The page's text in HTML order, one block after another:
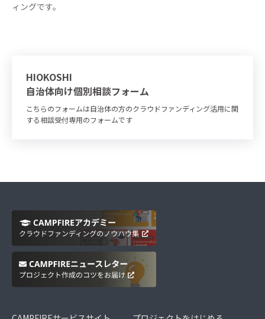
ィングです。
HIOKOSHI
自治体向け個別相談フォーム
こちらのフォームは自治体の方のクラウドファンディング活用に関
する相談受付専用のフォームです